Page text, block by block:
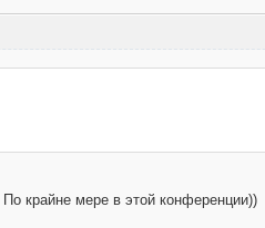
крайне мере в этой конференции))